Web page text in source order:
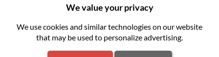
We value your privacy
We use cookies and similar technologies on our website
that may be used to personalize advertising.